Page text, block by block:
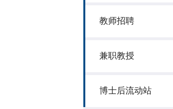
教师招聘
兼职教授
博士后流动站